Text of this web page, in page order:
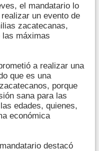
el mandatario lo
un evento de
zacatecanas,
las máximas
a realizar una
que es una
porque
sana para las
edades, quienes,
económica
destacó